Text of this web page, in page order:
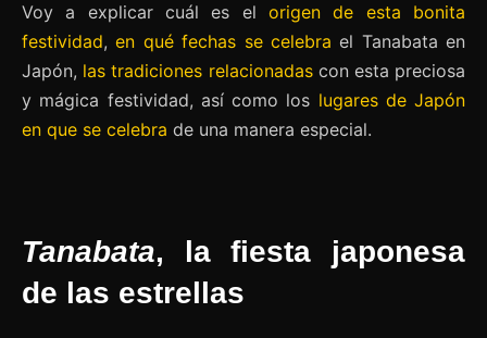
Voy a explicar cuál es el origen de esta bonita
festividad,en qué fechas se celebra el Tanabata en
Japón, las tradiciones relacionadascon esta preciosa
y mágica festividad, así como los lugares de Japón
en que se celebra de una manera especial.
Tanabata, la fiesta japonesa
de las estrellas